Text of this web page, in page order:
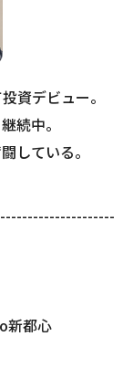
資デビュー。
続中。
している。
新都心